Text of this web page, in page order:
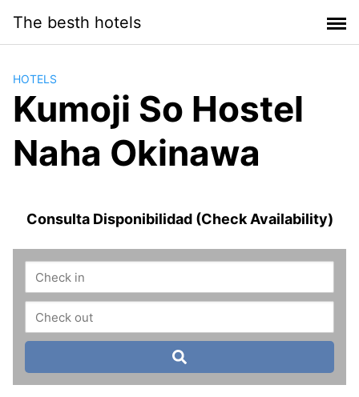
contenido
The besth hotels
HOTELS
Kumoji So Hostel
Naha Okinawa
Consulta Disponibilidad (Check Availability)